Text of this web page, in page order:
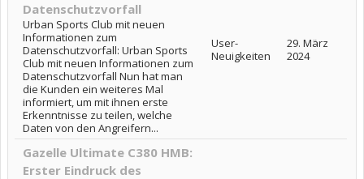
Datenschutzvorfall
Urban Sports Club mit neuen
Informationen zum
Datenschutzvorfall: Urban Sports
Club mit neuen Informationen zum
Datenschutzvorfall Nun hat man
die Kunden ein weiteres Mal
informiert, um mit ihnen erste
Erkenntnisse zu teilen, welche
Daten von den Angreifern...
User-
Neuigkeiten
29. März
2024
Gazelle Ultimate C380 HMB:
Erster Eindruck des